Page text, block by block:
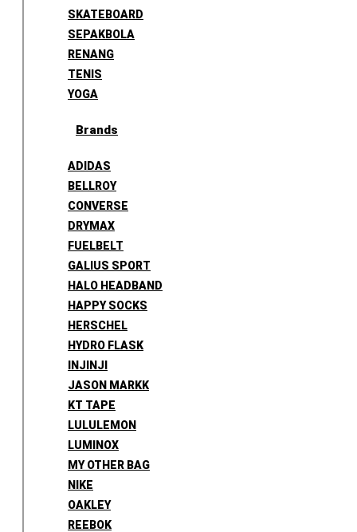
SKATEBOARD
SEPAKBOLA
RENANG
TENIS
YOGA
Brands
ADIDAS
BELLROY
CONVERSE
DRYMAX
FUELBELT
GALIUS SPORT
HALO HEADBAND
HAPPY SOCKS
HERSCHEL
HYDRO FLASK
INJINJI
JASON MARKK
KT TAPE
LULULEMON
LUMINOX
MY OTHER BAG
NIKE
OAKLEY
REEBOK